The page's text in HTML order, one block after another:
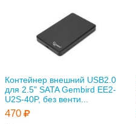
the whole process way less
Контейнер внешний USB2.0
для 2.5" SATA Gembird EE2-
U2S-40P, без венти...
470